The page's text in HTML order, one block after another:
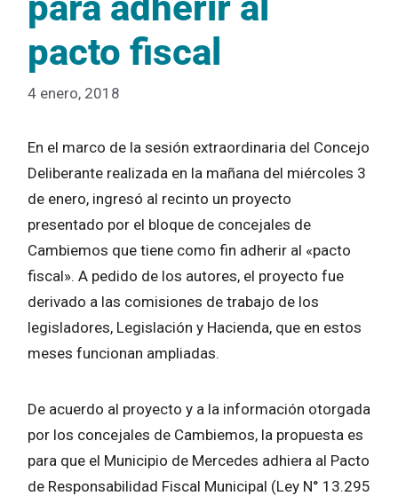
pacto fiscal
4 enero, 2018
En el marco de la sesión extraordinaria del Concejo
Deliberante realizada en la mañana del miércoles 3
de enero, ingresó al recinto un proyecto
presentado por el bloque de concejales de
Cambiemos que tiene como fin adherir al «pacto
fiscal». A pedido de los autores, el proyecto fue
derivado a las comisiones de trabajo de los
legisladores, Legislación y Hacienda, que en estos
meses funcionan ampliadas.
De acuerdo al proyecto y a la información otorgada
por los concejales de Cambiemos, la propuesta es
para que el Municipio de Mercedes adhiera al Pacto
de Responsabilidad Fiscal Municipal (Ley N° 13.295